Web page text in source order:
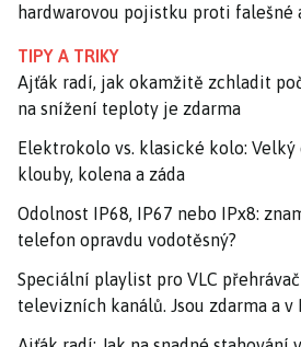
hardwarovou pojistku proti falešné
TIPY A TRIKY
Ajťák radí, jak okamžitě zchladit
na snížení teploty je zdarma
Elektrokolo vs. klasické kolo: Velký
klouby, kolena a záda
Odolnost IP68, IP67 nebo IPx8:
telefon opravdu vodotěsný?
Speciální playlist pro VLC
televizních kanálů. Jsou zdarma a v